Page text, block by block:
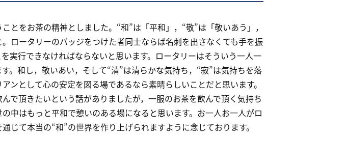
とをお茶の精神としました。“和”は「平和」，“敬”は「敬いあう」，
ロータリーのバッジをつけた者同士ならば名刺を出さなくても手を振
実行できなければならないと思います。ロータリーはそういう一人一
。和し，敬いあい，そして“清”は清らかな気持ち，“寂”は気持ちを落
ンとして心の安定を図る場であるなら素晴らしいことだと思います。
で頂きたいという話がありましたが，一服のお茶を飲んで頂く気持ち
中はもっと平和で憩いのある場になると思います。お一人お一人がロ
じて本当の“和”の世界を作り上げられますように念じております。